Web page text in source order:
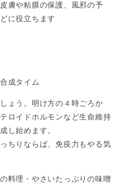
膚や粘膜の保護、風邪の予
に役立ちます
成タイム
ょう。明け方の４時ごろか
ロイドホルモンなど生命維持
し始めます。
ちりならば、免疫力もやる気
料理・やさいたっぷりの味噌